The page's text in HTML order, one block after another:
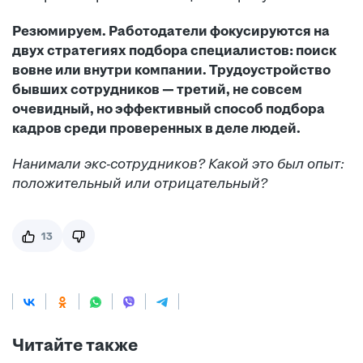
Резюмируем. Работодатели фокусируются на
двух стратегиях подбора специалистов: поиск
вовне или внутри компании. Трудоустройство
бывших сотрудников — третий, не совсем
очевидный, но эффективный способ подбора
кадров среди проверенных в деле людей.
Нанимали экс-сотрудников? Какой это был опыт:
положительный или отрицательный?
13
Читайте также